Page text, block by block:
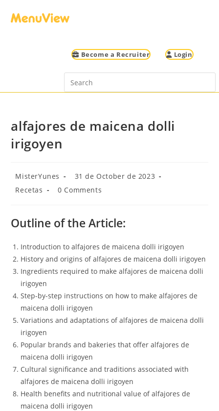
Become a Recruiter Login
alfajores de maicena dolli
irigoyen
MisterYunes
31 de October de 2023
Recetas
0 Comments
Outline of the Article:
Introduction to alfajores de maicena dolli irigoyen
History and origins of alfajores de maicena dolli irigoyen
Ingredients required to make alfajores de maicena dolli
irigoyen
Step-by-step instructions on how to make alfajores de
maicena dolli irigoyen
Variations and adaptations of alfajores de maicena dolli
irigoyen
Popular brands and bakeries that offer alfajores de
maicena dolli irigoyen
Cultural significance and traditions associated with
alfajores de maicena dolli irigoyen
Health benefits and nutritional value of alfajores de
maicena dolli irigoyen